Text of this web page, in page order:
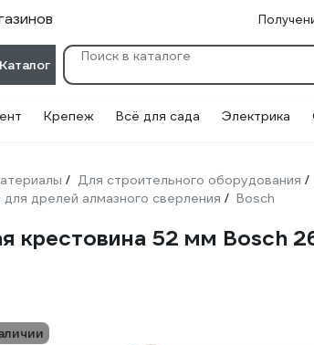
Каталог
Крепеж Всё для сада Электрика
/ Для строительного оборудования /
дрелей алмазного сверления / Bosch
крестовина 52 мм Bosch